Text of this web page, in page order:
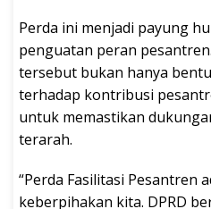
Perda ini menjadi payung
penguatan peran
tersebut bukan hanya
terhadap kontribusi
untuk memastikan
terarah.
“Perda Fasilitasi Pesantren
keberpihakan kita. DPRD